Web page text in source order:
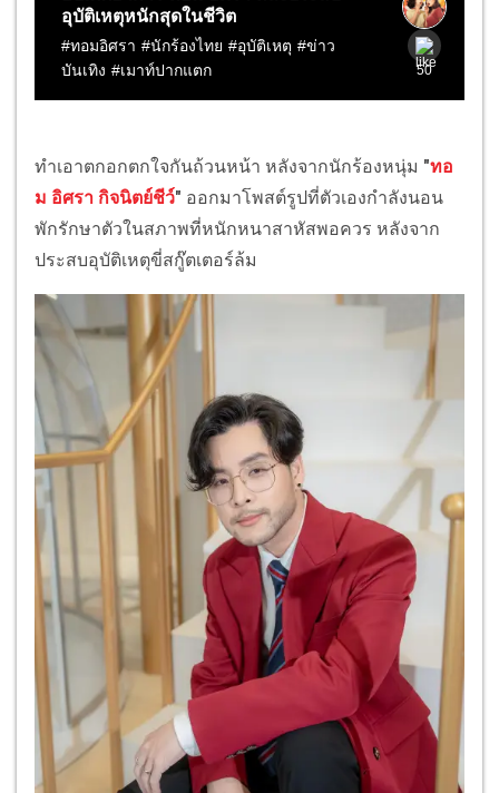
ทำเอาตกอกตกใจกันถ้วนหน้า หลังจากนักร้องหนุ่ม "ทอ
ม อิศรา กิจนิตย์ชีว์" ออกมาโพสต์รูปที่ตัวเองกำลังนอน
พักรักษาตัวในสภาพที่หนักหนาสาหัสพอควร หลังจาก
ประสบอุบัติเหตุขี่สกู๊ตเตอร์ล้ม